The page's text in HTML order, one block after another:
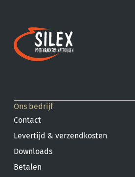
Ons bedrijf
Contact
Levertijd & verzendkosten
Downloads
Betalen